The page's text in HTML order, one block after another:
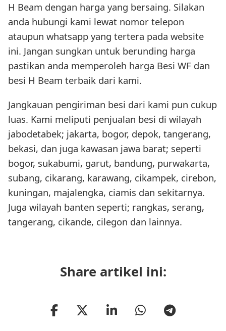
H Beam dengan harga yang bersaing. Silakan
anda hubungi kami lewat nomor telepon
ataupun whatsapp yang tertera pada website
ini. Jangan sungkan untuk berunding harga
pastikan anda memperoleh harga Besi WF dan
besi H Beam terbaik dari kami.
Jangkauan pengiriman besi dari kami pun cukup
luas. Kami meliputi penjualan besi di wilayah
jabodetabek; jakarta, bogor, depok, tangerang,
bekasi, dan juga kawasan jawa barat; seperti
bogor, sukabumi, garut, bandung, purwakarta,
subang, cikarang, karawang, cikampek, cirebon,
kuningan, majalengka, ciamis dan sekitarnya.
Juga wilayah banten seperti; rangkas, serang,
tangerang, cikande, cilegon dan lainnya.
Share artikel ini: